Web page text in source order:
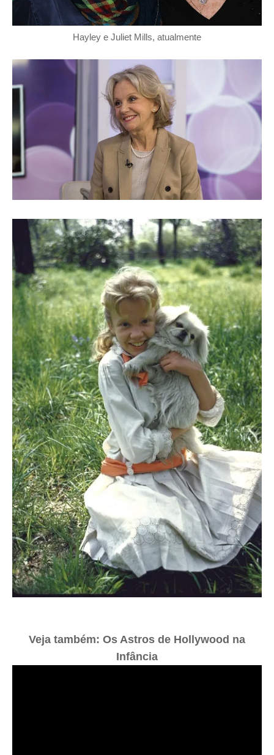
Hayley e Juliet Mills, atualmente
Veja também: Os Astros de Hollywood na
Infância